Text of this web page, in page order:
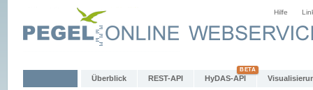
Hilfe
Überblick REST-API HyDAS-API